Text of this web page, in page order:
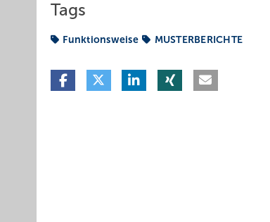
Tags
Funktionsweise MUSTERBERICHTE